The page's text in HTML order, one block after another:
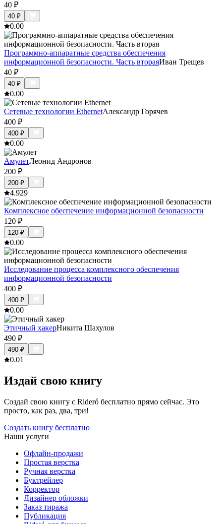
40 ₽
40 ₽
0.00
Программно-аппаратные средства обеспечения
информационной безопасности. Часть втораяИван Трещев
40 ₽
40 ₽
0.00
Сетевые технологии EthernetАлександр Горячев
400 ₽
400 ₽
0.00
АмулетЛеонид Андронов
200 ₽
200 ₽
4.929
Комплексное обеспечение информационной безопасности
120 ₽
120 ₽
0.00
Исследование процесса комплексного обеспечения
информационной безопасности
400 ₽
400 ₽
0.00
Этичный хакерНикита Шахулов
490 ₽
490 ₽
0.01
Издай свою книгу
Создай свою книгу с Rideró бесплатно прямо сейчас. Это
просто, как раз, два, три!
Создать книгу бесплатно
Наши услуги
Офлайн-продажи
Простая верстка
Ручная верстка
Буктрейлер
Корректор
Дизайнер обложки
Заказ тиража
Публикация